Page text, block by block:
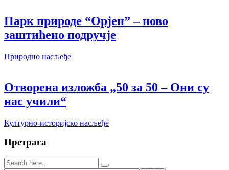
Парк природе “Орјен” – ново
заштићено подручје
Природно насљеђе
Отворена изложба „50 за 50 – Они су
нас учили“
Културно-историјско насљеђе
Претрага